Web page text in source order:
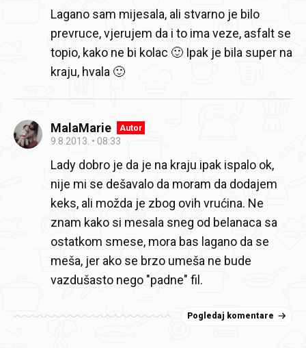
Lagano sam mijesala, ali stvarno je bilo
prevruce, vjerujem da i to ima veze, asfalt se
topio, kako ne bi kolac 🙂 Ipak je bila super na
kraju, hvala 🙂
MalaMarie Autor
9.8.2013. 08:33
Lady dobro je da je na kraju ipak ispalo ok,
nije mi se dešavalo da moram da dodajem
keks, ali možda je zbog ovih vrućina. Ne
znam kako si mesala sneg od belanaca sa
ostatkom smese, mora bas lagano da se
meša, jer ako se brzo umeša ne bude
vazdušasto nego "padne" fil.
Pogledaj komentare